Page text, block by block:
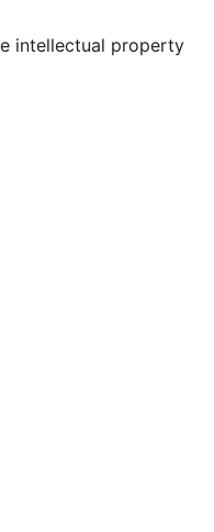
intellectual property